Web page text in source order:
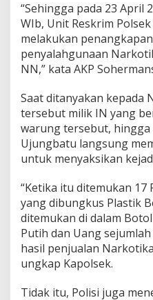
“Sehingga pada 23 April
WIb, Unit Reskrim
melakukan
penyalahgunaan
NN,” kata AKP
Saat ditanyakan kepada
tersebut milik IN yang
warung tersebut, hingga
Ujungbatu langsung
untuk menyaksikan
“Ketika itu ditemukan 17
yang dibungkus Plastik
ditemukan di dalam
Putih dan Uang
hasil penjualan
ungkap Kapolsek.
Tidak itu, Polisi juga